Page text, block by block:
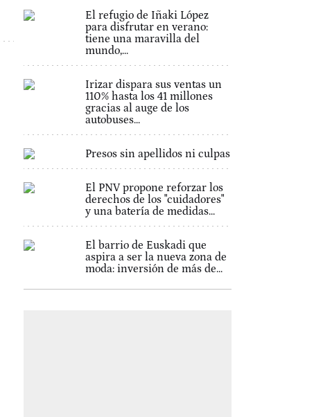
El refugio de Iñaki López
para disfrutar en verano:
tiene una maravilla del
mundo,...
Irizar dispara sus ventas un
110% hasta los 41 millones
gracias al auge de los
autobuses...
Presos sin apellidos ni culpas
El PNV propone reforzar los
derechos de los "cuidadores"
y una batería de medidas...
El barrio de Euskadi que
aspira a ser la nueva zona de
moda: inversión de más de...